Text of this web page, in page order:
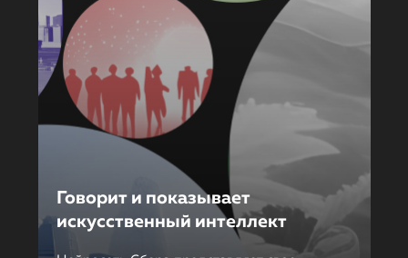
Говорит и показывает
искусственный интеллект